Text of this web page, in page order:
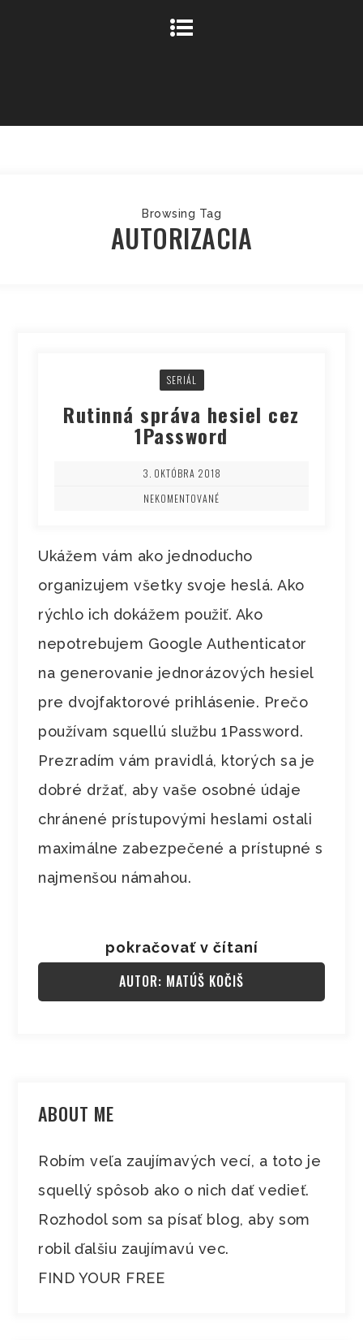
Browsing Tag
AUTORIZACIA
SERIÁL
Rutinná správa hesiel cez
1Password
3. OKTÓBRA 2018
NEKOMENTOVANÉ
Ukážem vám ako jednoducho
organizujem všetky svoje heslá. Ako
rýchlo ich dokážem použiť. Ako
nepotrebujem Google Authenticator
na generovanie jednorázových hesiel
pre dvojfaktorové prihlásenie. Prečo
používam squellú službu 1Password.
Prezradím vám pravidlá, ktorých sa je
dobré držať, aby vaše osobné údaje
chránené prístupovými heslami ostali
maximálne zabezpečené a prístupné s
najmenšou námahou.
pokračovať v čítaní
AUTOR: MATÚŠ KOČIŠ
ABOUT ME
Robím veľa zaujímavých vecí, a toto je
squellý spôsob ako o nich dať vedieť.
Rozhodol som sa písať blog, aby som
robil ďalšiu zaujímavú vec.
FIND YOUR FREE